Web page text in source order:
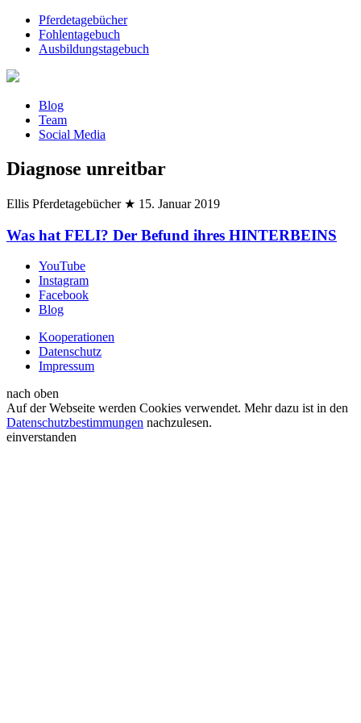
Pferdetagebücher
Fohlentagebuch
Ausbildungstagebuch
Blog
Team
Social Media
Diagnose unreitbar
Ellis Pferdetagebücher ★ 15. Januar 2019
Was hat FELI? Der Befund ihres HINTERBEINS
YouTube
Instagram
Facebook
Blog
Kooperationen
Datenschutz
Impressum
nach oben
Auf der Webseite werden Cookies verwendet. Mehr dazu ist in den
Datenschutzbestimmungen nachzulesen.
einverstanden